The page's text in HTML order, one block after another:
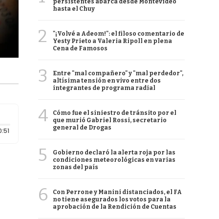
Duración: 51 segundos
persistentes abarca desde Montevideo
hasta el Chuy
2
"¡Volvé a Adeom!": el filoso comentario de
Yesty Prieto a Valeria Ripoll en plena
Cena de Famosos
3
Entre "mal compañero" y "mal perdedor",
altísima tensión en vivo entre dos
integrantes de programa radial
4
Cómo fue el siniestro de tránsito por el
que murió Gabriel Rossi, secretario
general de Drogas
5
Gobierno declaró la alerta roja por las
condiciones meteorológicas en varias
zonas del país
6
Con Perrone y Manini distanciados, el FA
no tiene asegurados los votos para la
aprobación de la Rendición de Cuentas